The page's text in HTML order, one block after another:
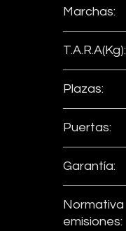
Marchas:
T.A.R.A(Kg):
Plazas:
Puertas:
Garantía:
Normativa
emisiones: